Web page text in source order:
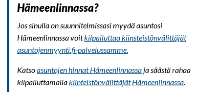
Hämeenlinnassa?
Jos sinulla on suunnitelmissasi myydä asuntosi
Hämeenlinnassa voitkilpailuttaa kiinsteistönvälittäjät
asuntojenmyynti.fi-palvelussamme.
Katsoasuntojen hinnat Hämeenlinnassa ja säästä rahaa
kilpailuttamallakiinteistönvälittäjät Hämeenlinnassa.